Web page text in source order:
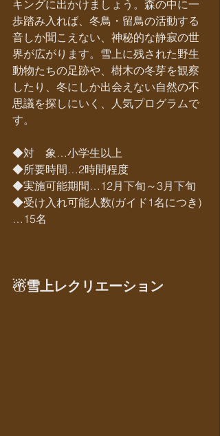
キングに出かけましょう。森の中に一
歩踏み入れば、冬鳥・留鳥の活動する
音しか聞こえない、神秘的な静寂の世
界が広がります。雪上に残された野生
動物たちの足跡や、樹木の冬芽を観察
したり、冬にしか出会えない自然の不
思議を探しにいく、人気プログラムで
す。
◆対　象…小学生以上
◆所要時間…2時間程度
◆実施可能期間…12月下旬～3月下旬
◆受け入れ可能人数(ガイド1名につき)
…15名
☃雪上レクリエーション